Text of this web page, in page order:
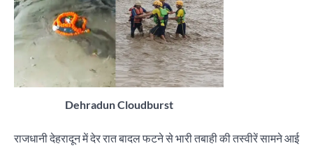
Dehradun Cloudburst
राजधानी देहरादून में देर रात बादल फटने से भारी तबाही की तस्वीरें सामने आई